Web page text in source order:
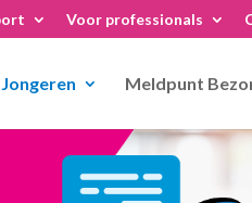
Voor professionals
Jongeren Meldpunt